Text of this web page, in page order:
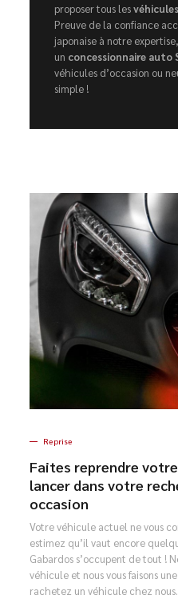
proposer tous les
Preuve de la confiance
japonaise à notre
un concessionnaire auto
véhicules d’occasion ou
simple !
Reprise
Faites reprendre
lancer dans votre
occasion
Votre véhicule actuel ne vous
estimez qu’il vaut encore
Gabardos s’occupent de tout !
véhicule et nous vous faisons une
rachetez un véhicule chez